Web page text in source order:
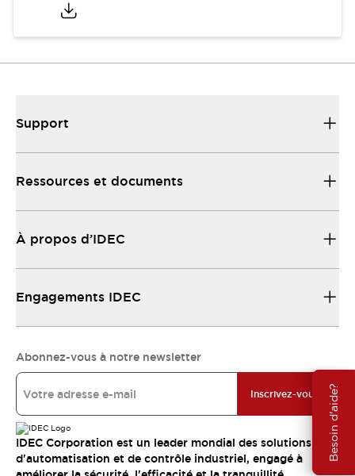
Besoin d'aide?
Support
Ressources et documents
À propos d’IDEC
Engagements IDEC
Abonnez-vous à notre newsletter
Inscrivez-vous
IDEC Corporation est un leader mondial des solutions
d'automatisation et de contrôle industriel, engagé à